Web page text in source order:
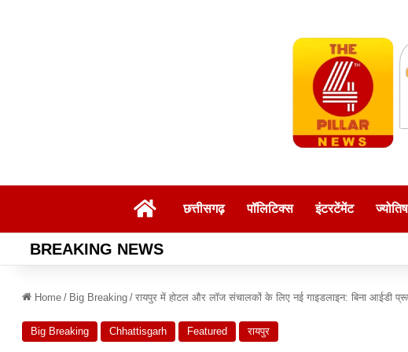
Homeछत्तीसगढ़ पॉलिटिक्स इंटरटेंमेंट ज्योतिष
BREAKING NEWS
Home / Big Breaking / रायपुर में होटल और लॉज संचालकों के लिए नई गाइडलाइन: बिना आईडी
Big Breaking Chhattisgarh Featured रायपुर